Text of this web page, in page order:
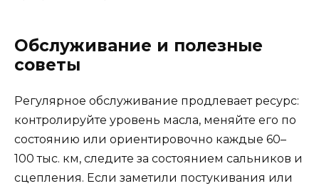
Обслуживание и полезные
советы
Регулярное обслуживание продлевает ресурс:
контролируйте уровень масла, меняйте его по
состоянию или ориентировочно каждые 60–
100 тыс. км, следите за состоянием сальников и
сцепления. Если заметили постукивания или